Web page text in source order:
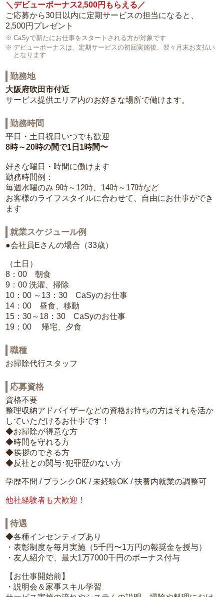
＼デビューボーナス2,500円もらえる／
ご応募から30日以内に定期サービスの担当になると、
2,500円プレゼント
CaSyで新たにお仕事をスタートされる方が対象です
デビューボーナスは、定期サービスの初回実施後、翌々月末お支払い
となります
勤務地
大阪府吹田市付近
サービス提供エリア内のお好きな場所で働けます。
勤務時間
平日・土日祝日いつでも歓迎
8時～20時の間で1日1時間〜
好きな曜日・時間に働けます
勤務時間例：
毎週水曜のみ 9時～12時、14時～17時など
お客様のライフスタイルに合わせて、自由にお仕事ができ
ます
就業スケジュール例
●会社員Eさんの場合（33歳）
（土日）
8：00 朝食
9：00 洗濯、掃除
10：00 ～13：30 CaSyのお仕事
14：00 昼食、移動
15：30～18：30 CaSyのお仕事
19：00 帰宅、夕食
職種
お掃除代行スタッフ
応募資格
資格不要
整理収納アドバイザーなどの資格お持ちの方はそれを活か
していただけるお仕事です！
◆お掃除が得意な方
◆時間を守れる方
◆挨拶のできる方
◆反社との関与･犯罪歴のない方
学歴不問 / ブランクOK / 未経験OK / 扶養内就業の調整可
他社経験者も大歓迎！
待遇
◆各種インセンティブあり
・表彰制度を毎月実施（5千円〜1万円の報奨金を授与）
・友人紹介で、最大1万7000千円のボーナス付与
【お仕事開始前】
・説明会＆家事スキル学習